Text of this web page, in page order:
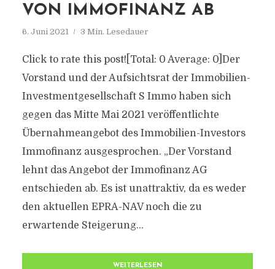
VON IMMOFINANZ AB
6. Juni 2021 3 Min. Lesedauer
Click to rate this post![Total: 0 Average: 0]Der
Vorstand und der Aufsichtsrat der Immobilien-
Investmentgesellschaft S Immo haben sich
gegen das Mitte Mai 2021 veröffentlichte
Übernahmeangebot des Immobilien-Investors
Immofinanz ausgesprochen. „Der Vorstand
lehnt das Angebot der Immofinanz AG
entschieden ab. Es ist unattraktiv, da es weder
den aktuellen EPRA-NAV noch die zu
erwartende Steigerung...
WEITERLESEN